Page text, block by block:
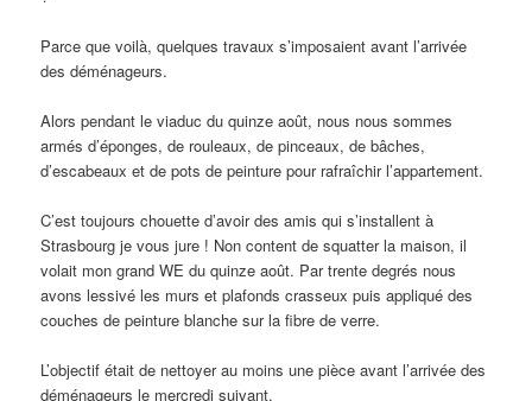
Parce que voilà, quelques travaux s’imposaient avant l’arrivée
des déménageurs.
Alors pendant le viaduc du quinze août, nous nous sommes
armés d’éponges, de rouleaux, de pinceaux, de bâches,
d’escabeaux et de pots de peinture pour rafraîchir l’appartement.
C’est toujours chouette d’avoir des amis qui s’installent à
Strasbourg je vous jure ! Non content de squatter la maison, il
volait mon grand WE du quinze août. Par trente degrés nous
avons lessivé les murs et plafonds crasseux puis appliqué des
couches de peinture blanche sur la fibre de verre.
L’objectif était de nettoyer au moins une pièce avant l’arrivée des
déménageurs le mercredi suivant.